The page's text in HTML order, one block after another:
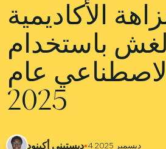
ملحق المتصفح
واجهة برمجة التطبيقات
عمليات الدمج
أداة فحص الانتحال
الكشف عن الذكاء الاصطناعي متعدد اللغات
حالات الاستخدام
الأكاديمية
باستخدام
الاصطناعي عام
2025
ديستيني أكينود▪ 4 ديسمبر 2025